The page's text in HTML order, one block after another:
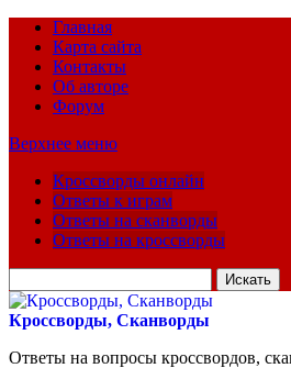
Главная
Карта сайта
Контакты
Об авторе
Форум
Верхнее меню
Кроссворды онлайн
Ответы к играм
Ответы на сканворды
Ответы на кроссворды
для:
Кроссворды, Сканворды
Ответы на вопросы кроссвордов,